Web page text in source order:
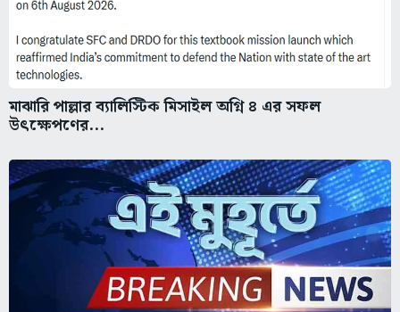
মাঝারি পাল্লার ব্যালিস্টিক মিসাইল অগ্নি ৪ এর সফল
উৎক্ষেপণের...